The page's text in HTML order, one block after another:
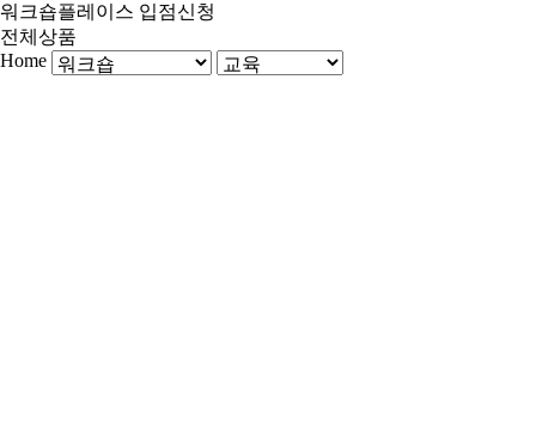
워크숍플레이스 입점신청
전체상품
Home